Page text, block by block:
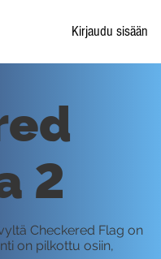
Kirjaudu sisään
2
Checkered Flag on
on pilkottu osiin,